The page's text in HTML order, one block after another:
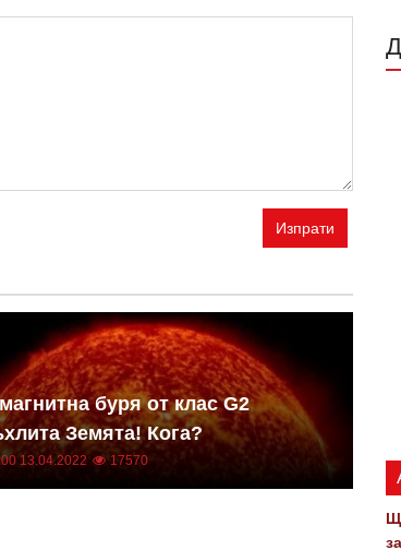
Изпрати
буря от клас G2
Земята! Кога?
13.04.2022 17570